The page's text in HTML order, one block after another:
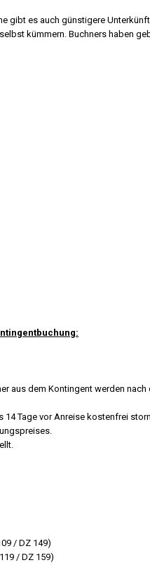
gibt es auch günstigere
kümmern. Buchners haben
Kontingent werden nach
kostenfrei
149)
159)